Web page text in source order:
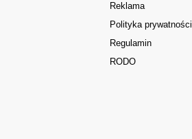
Reklama
Polityka prywatności
Regulamin
RODO